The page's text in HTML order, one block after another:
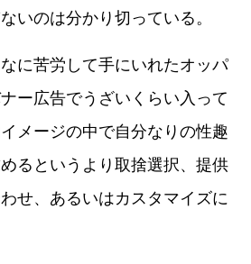
いのは分かり切っている。
に苦労して手にいれたオッパ
ー広告でうざいくらい入って
メージの中で自分なりの性趣
るというより取捨選択、提供
せ、あるいはカスタマイズに